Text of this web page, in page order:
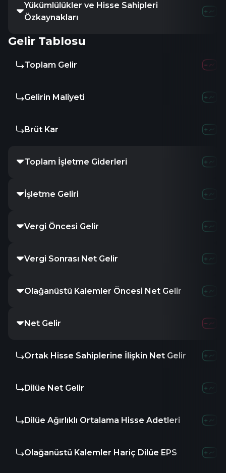
Yükümlülükler ve Hisse Sahipleri
Özkaynakları
Gelir Tablosu
Toplam Gelir
Gelirin Maliyeti
Brüt Kar
Toplam İşletme Giderleri
İşletme Geliri
Vergi Öncesi Gelir
Vergi Sonrası Net Gelir
Olağanüstü Kalemler Öncesi Net Gelir
Net Gelir
Ortak Hisse Sahiplerine İlişkin Net Gelir
Dilüe Net Gelir
Dilüe Ağırlıklı Ortalama Hisse Adetleri
Olağanüstü Kalemler Hariç Dilüe EPS